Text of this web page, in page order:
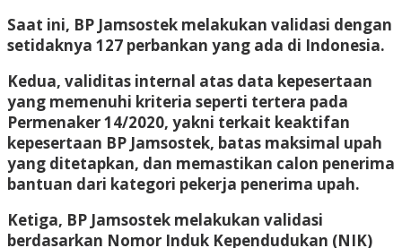
Saat ini, BP Jamsostek melakukan validasi dengan
setidaknya 127 perbankan yang ada di Indonesia.
Kedua, validitas internal atas data kepesertaan
yang memenuhi kriteria seperti tertera pada
Permenaker 14/2020, yakni terkait keaktifan
kepesertaan BP Jamsostek, batas maksimal upah
yang ditetapkan, dan memastikan calon penerima
bantuan dari kategori pekerja penerima upah.
Ketiga, BP Jamsostek melakukan validasi
berdasarkan Nomor Induk Kependudukan (NIK)